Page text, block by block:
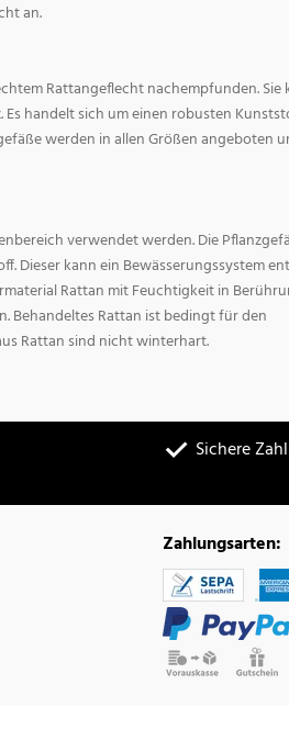
an.
Rattangeflecht nachempfunden. Sie
handelt sich um einen robusten
werden in allen Größen angeboten
verwendet werden. Die
Dieser kann ein Bewässerungssystem
Rattan mit Feuchtigkeit in
Behandeltes Rattan ist bedingt für den
Rattan sind nicht winterhart.
Sichere
Zahlungsarten: